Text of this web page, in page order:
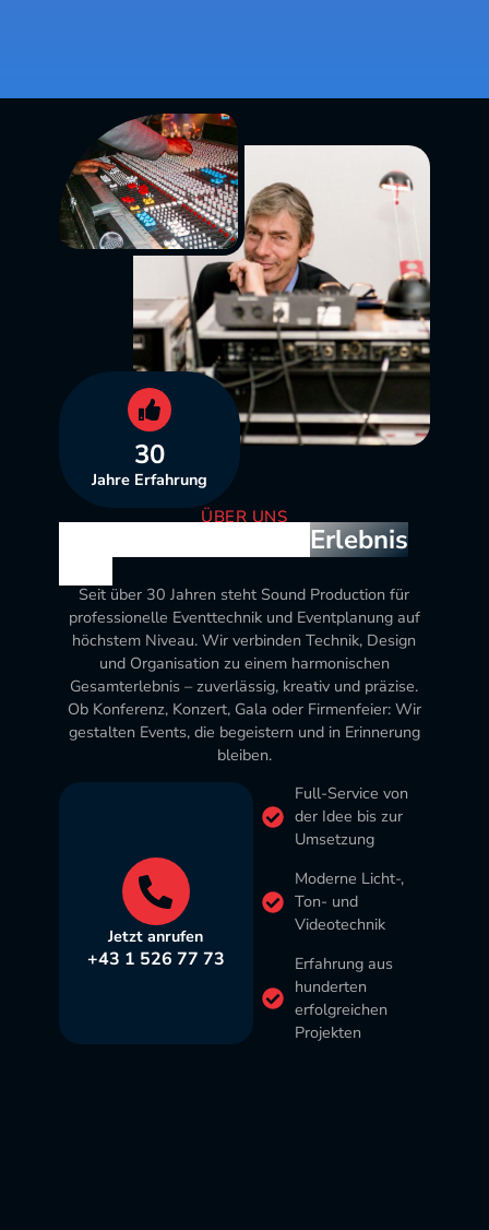
30
Jahre Erfahrung
ÜBER UNS
Wo jedes Event zumErlebnis
wird
Seit über 30 Jahren steht Sound Production für
professionelle Eventtechnik und Eventplanung auf
höchstem Niveau. Wir verbinden Technik, Design
und Organisation zu einem harmonischen
Gesamterlebnis – zuverlässig, kreativ und präzise.
Ob Konferenz, Konzert, Gala oder Firmenfeier: Wir
gestalten Events, die begeistern und in Erinnerung
bleiben.
Jetzt anrufen
+43 1 526 77 73
Full-Service von
der Idee bis zur
Umsetzung
Moderne Licht-,
Ton- und
Videotechnik
Erfahrung aus
hunderten
erfolgreichen
Projekten